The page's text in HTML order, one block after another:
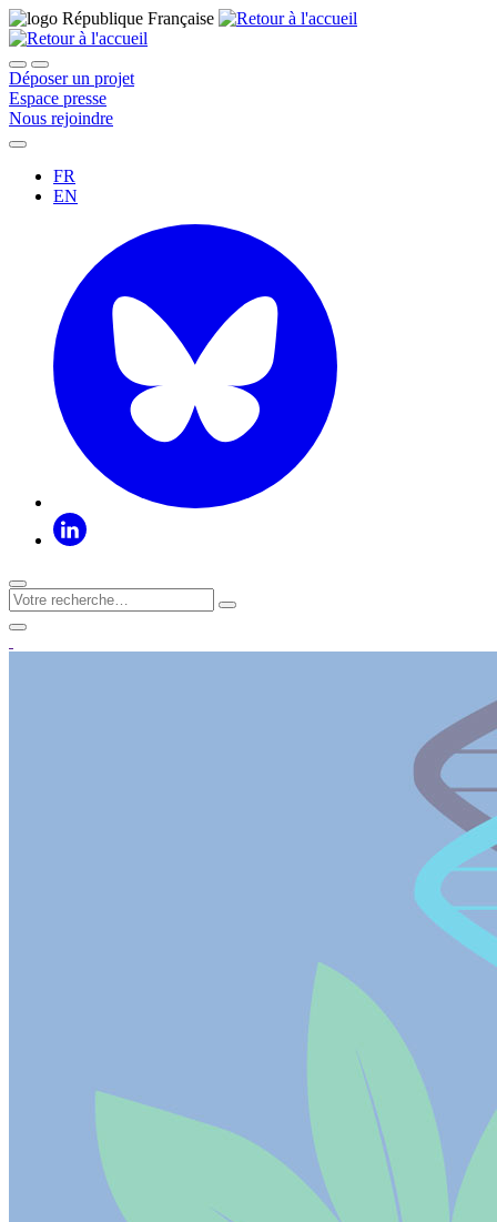
Déposer un projet
Espace presse
Nous rejoindre
FR
EN